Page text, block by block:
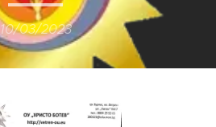
10/03/2023